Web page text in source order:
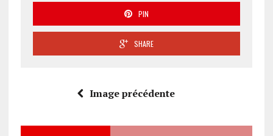
PIN
SHARE
Image précédente